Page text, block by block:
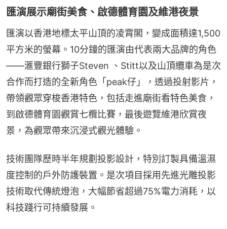
匯演展示廟街美食、啟德體育園及維港夜景
匯演以香港地標太平山頂的凌霄閣，變成面積達1,500
平方米的螢幕。10分鐘的匯演由代表兩大品牌的角色
——滙豐銀行獅子Steven 、Stitt以及山頂纜車為是次
合作而打造的全新角色「peak仔」，透過投射影片，
帶領觀眾穿梭香港特色，包括走進廟街看特色美食，
到啟德體育園觀賞七欖比賽，最後遊覽維港欣賞夜
景，為觀眾帶來沉浸式觀光體驗。
技術團隊歷時半年規劃投影設計，特別訂製具備溫濕
度控制的戶外防護裝置。是次項目採用先進光雕投影
技術取代傳統燈泡，大幅節省超過75%電力消耗，以
科技踐行可持續發展。